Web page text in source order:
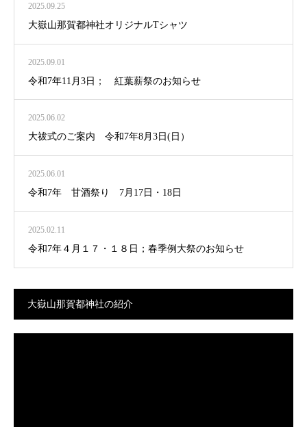
2025.09.25
大嶽山那賀都神社オリジナルTシャツ
2025.09.01
令和7年11月3日； 紅葉薪祭のお知らせ
2025.06.02
大祓式のご案内 令和7年8月3日(日）
2025.06.01
令和7年 甘酒祭り 7月17日・18日
2025.02.11
令和7年４月１７・１８日；春季例大祭のお知らせ
大嶽山那賀都神社の紹介